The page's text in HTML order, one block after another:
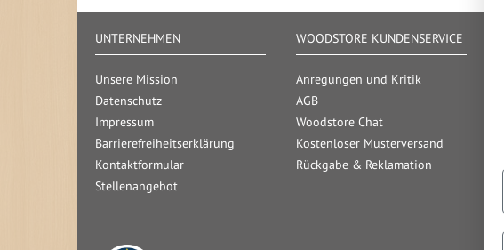
UNTERNEHMEN
Unsere Mission
Datenschutz
Impressum
Barrierefreiheitserklärung
Kontaktformular
Stellenangebot
WOODSTORE KUNDENSERVICE
Anregungen und Kritik
AGB
Woodstore Chat
Kostenloser Musterversand
Rückgabe & Reklamation